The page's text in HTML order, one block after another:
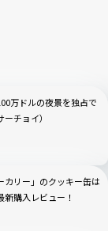
万ドルの夜景を独占で
チョイ）
カリー」のクッキー缶は
購入レビュー！